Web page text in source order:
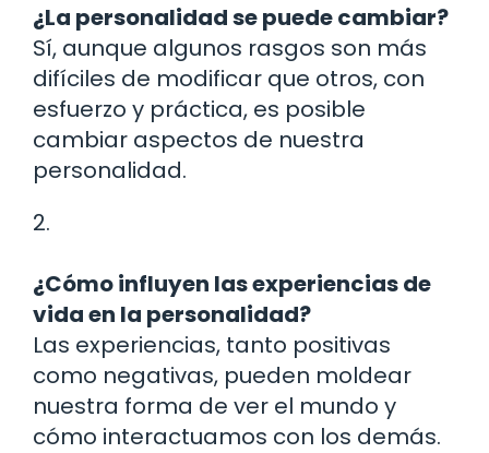
¿La personalidad se puede cambiar?
Sí, aunque algunos rasgos son más
difíciles de modificar que otros, con
esfuerzo y práctica, es posible
cambiar aspectos de nuestra
personalidad.
2.
¿Cómo influyen las experiencias de
vida en la personalidad?
Las experiencias, tanto positivas
como negativas, pueden moldear
nuestra forma de ver el mundo y
cómo interactuamos con los demás.